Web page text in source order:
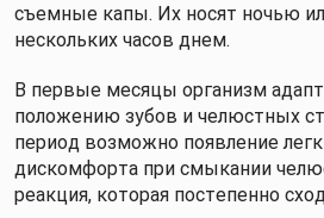
съемные капы. Их носят ночью
нескольких часов днем.
В первые месяцы организм
положению зубов и челюстных
период возможно появление
дискомфорта при смыкании
реакция, которая постепенно